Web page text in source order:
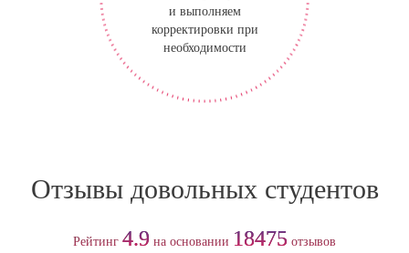
и выполняем
корректировки при
необходимости
Отзывы довольных студентов
Рейтинг 4.9 на основании 18475 отзывов